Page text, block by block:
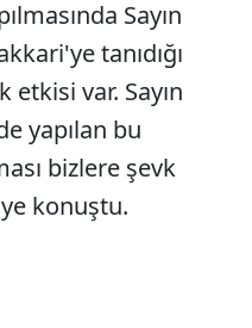
Sayın
tanıdığı
etkisi var. Sayın
yapılan bu
bizlere şevk
konuştu.